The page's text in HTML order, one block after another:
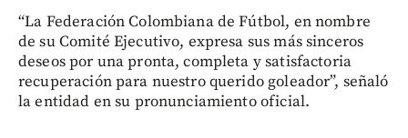
“La Federación Colombiana de Fútbol, en nombre
de su Comité Ejecutivo, expresa sus más sinceros
deseos por una pronta, completa y satisfactoria
recuperación para nuestro querido goleador”, señaló
la entidad en su pronunciamiento oficial.